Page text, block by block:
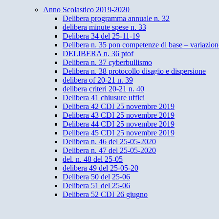
Anno Scolastico 2019-2020
Delibera programma annuale n. 32
delibera minute spese n. 33
Delibera 34 del 25-11-19
Delibera n. 35 pon competenze di base –
DELIBERA n. 36 ptof
Delibera n. 37 cyberbullismo
Delibera n. 38 protocollo disagio e dispersione
delibera of 20-21 n. 39
delibera criteri 20-21 n. 40
Delibera 41 chiusure uffici
Delibera 42 CDI 25 novembre 2019
Delibera 43 CDI 25 novembre 2019
Delibera 44 CDI 25 novembre 2019
Delibera 45 CDI 25 novembre 2019
Delibera n. 46 del 25-05-2020
Delibera n. 47 del 25-05-2020
del. n. 48 del 25-05
delibera 49 del 25-05-20
Delibera 50 del 25-06
Delibera 51 del 25-06
Delibera 52 CDI 26 giugno